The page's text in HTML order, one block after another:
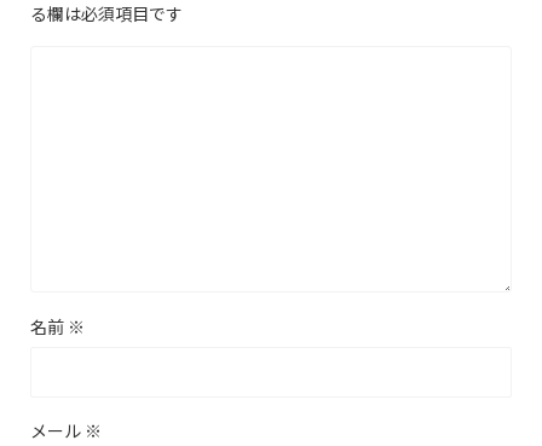
る欄は必須項目です
名前 ※
メール ※